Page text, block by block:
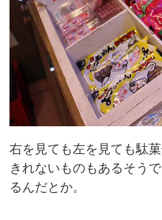
右を見ても左を見ても駄
きれないものもあるそう
るんだとか。